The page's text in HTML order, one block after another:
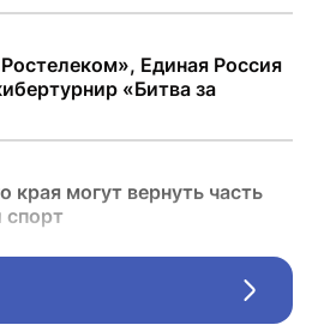
Единая Россия
«Битва за
края могут вернуть часть
спорт